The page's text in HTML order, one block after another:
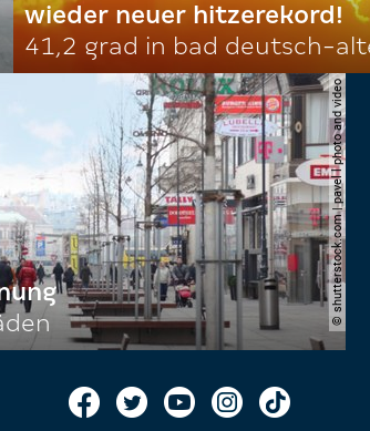
wieder neuer hitzerekord!
41,2 grad in bad deutsch-
© shutterstock.com | pavel l photo and video